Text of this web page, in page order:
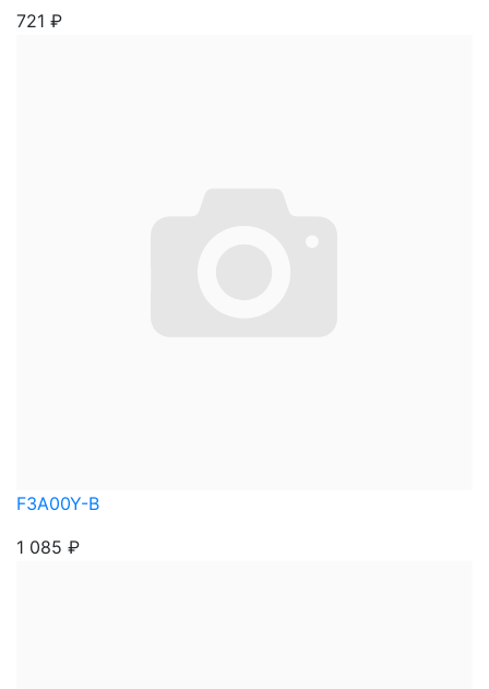
721 ₽
F3A00Y-B
1 085 ₽